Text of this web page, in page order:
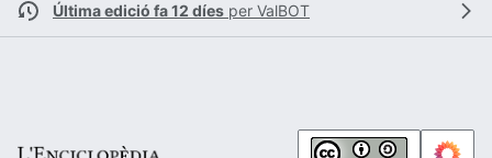
Última edició fa 12 díes per ValBOT